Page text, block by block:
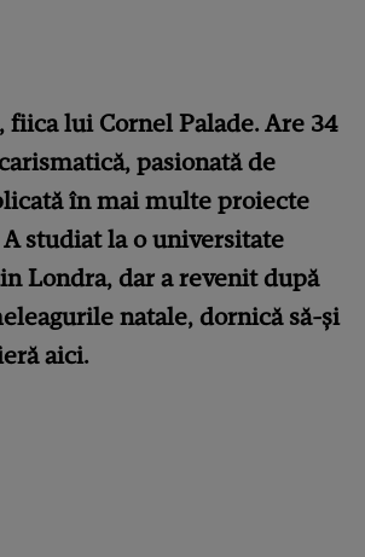
fiica lui Cornel Palade. Are 34
pasionată de
în mai multe proiecte
studiat la o universitate
Londra, dar a revenit după
natale, dornică să-și
aici.